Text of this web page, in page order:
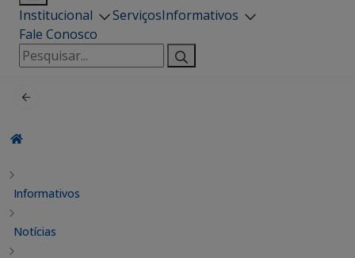
Institucional ServiçosInformativos
Fale Conosco
Pesquisar
por:
Informativos
Notícias